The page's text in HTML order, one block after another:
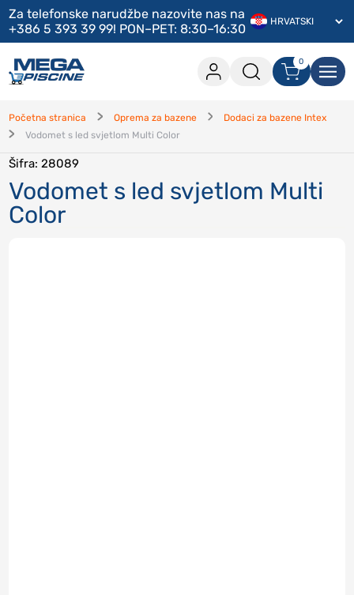
Za telefonske narudžbe nazovite nas na
+386 5 393 39 99! PON–PET: 8:30–16:30
0
Nastavi kupnju
Prijava
Prijavi se
Početna stranica Oprema za bazene
Dodaci za bazene Intex
Vodomet s led svjetlom Multi Color
Šifra: 28089
Vodomet s led svjetlom Multi
Color